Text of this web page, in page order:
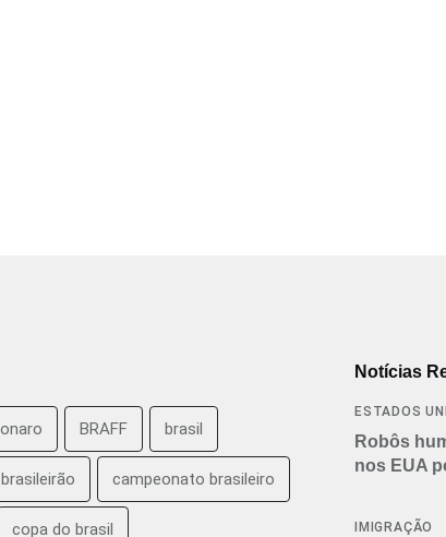
BRAFF brasil
brasileirão campeonato brasileiro
copa do brasil
Notícias
ESTADOS
Robôs
nos EUA
IMIGRAÇÃO